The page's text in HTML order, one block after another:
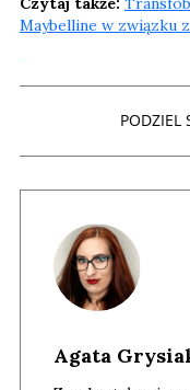
Maybelline w związku
PODZIEL
Agata